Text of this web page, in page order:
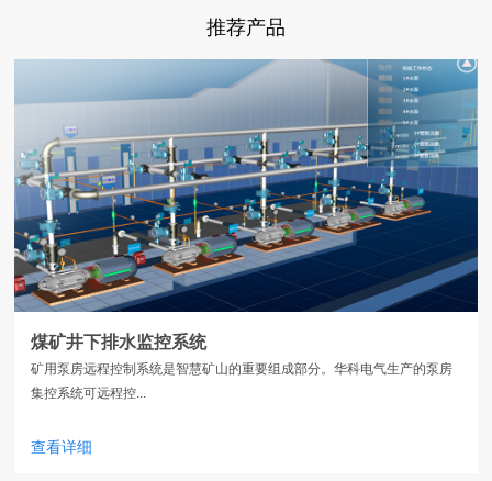
推荐产品
煤矿井下排水监控系统
矿用泵房远程控制系统是智慧矿山的重要组成部分。华科电气生产的泵房
集控系统可远程控...
查看详细